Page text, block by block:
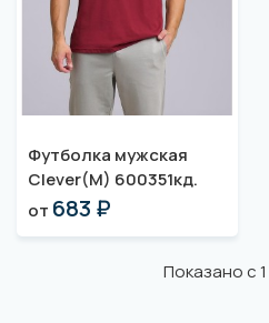
Футболка мужская
Clever(M) 600351кд.
от 683 ₽
Показано с